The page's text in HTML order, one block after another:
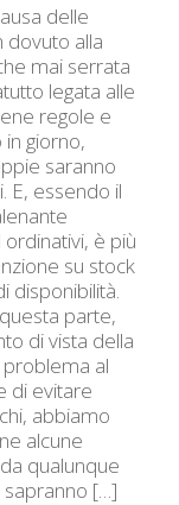
delle
dovuto alla
mai serrata
legata alle
regole e
giorno,
saranno
E, essendo il
è più
su stock
disponibilità.
parte,
di vista della
al
di evitare
abbiamo
alcune
qualunque
[…]